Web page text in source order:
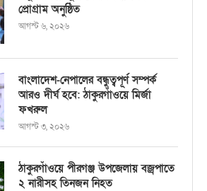
প্রোগ্রাম অনুষ্ঠিত
আগস্ট ৬, ২০২৬
বাংলাদেশ-নেপালের বন্ধুত্বপূর্ণ সম্পর্ক
আরও দীর্ঘ হবে: ঠাকুরগাঁওয়ে মির্জা
ফখরুল
আগস্ট ৩, ২০২৬
ঠাকুরগাঁওয়ে পীরগঞ্জ উপজেলায় বজ্রপাতে
২ নারীসহ তিনজন নিহত